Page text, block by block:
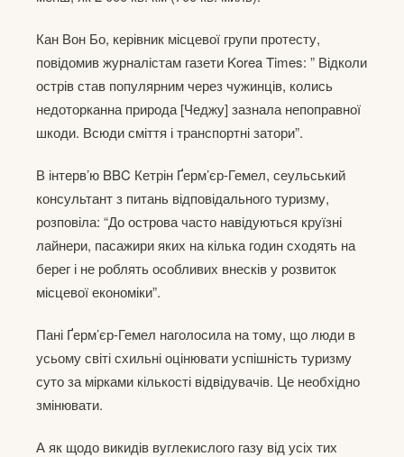
Кан Вон Бо, керівник місцевої групи протесту,
повідомив журналістам газети Korea Times: ” Відколи
острів став популярним через чужинців, колись
недоторканна природа [Чеджу] зазнала непоправної
шкоди. Всюди сміття і транспортні затори”.
В інтерв’ю BBC Кетрін Ґерм’єр-Гемел, сеульський
консультант з питань відповідального туризму,
розповіла: “До острова часто навідуються круїзні
лайнери, пасажири яких на кілька годин сходять на
берег і не роблять особливих внесків у розвиток
місцевої економіки”.
Пані Ґерм’єр-Гемел наголосила на тому, що люди в
усьому світі схильні оцінювати успішність туризму
суто за мірками кількості відвідувачів. Це необхідно
змінювати.
А як щодо викидів вуглекислого газу від усіх тих